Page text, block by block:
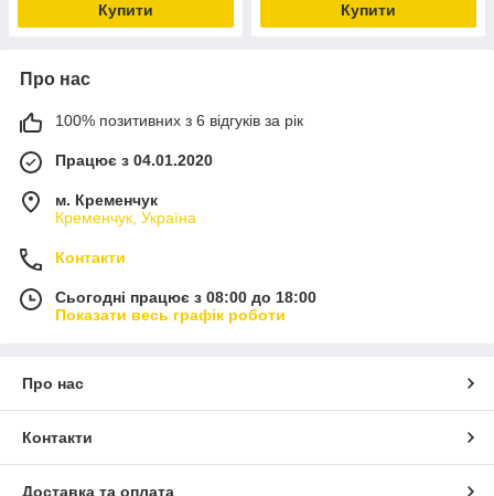
Купити Купити
Про нас
100% позитивних з 6 відгуків за рік
Працює з 04.01.2020
м. Кременчук
Кременчук, Україна
Контакти
Сьогодні працює з 08:00 до 18:00
Показати весь графік роботи
Про нас
Контакти
Доставка та оплата